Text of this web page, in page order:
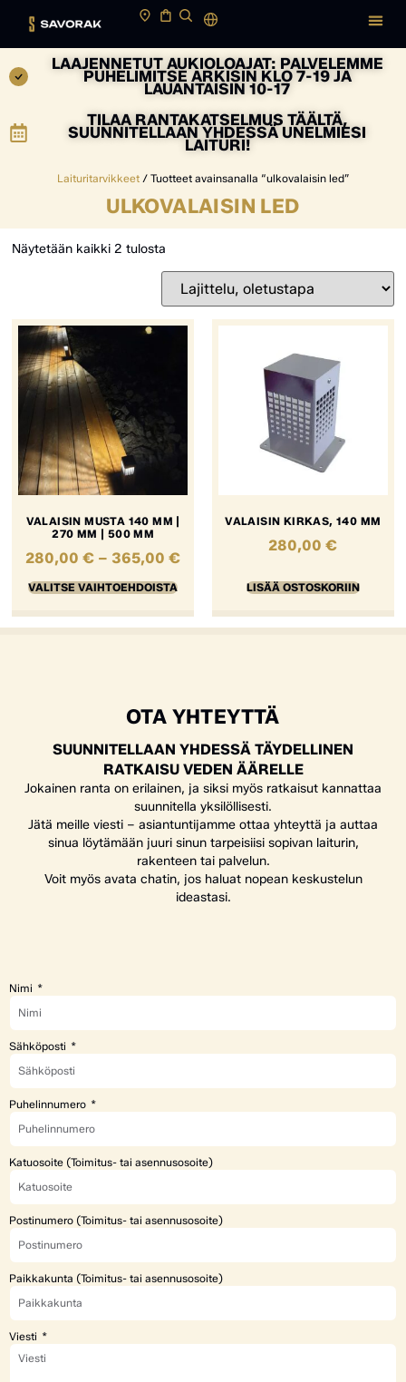
LAAJENNETUT AUKIOLOAJAT: PALVELEMME
PUHELIMITSE ARKISIN KLO 7-19 JA
LAUANTAISIN 10-17
TILAA RANTAKATSELMUS TÄÄLTÄ,
SUUNNITELLAAN YHDESSÄ UNELMIESI
LAITURI!
Laituritarvikkeet/ Tuotteet avainsanalla “ulkovalaisin led”
ULKOVALAISIN LED
Näytetään kaikki 2 tulosta
VALAISIN MUSTA 140 MM |
270 MM | 500 MM
280,00€ – 365,00€
VALITSE VAIHTOEHDOISTA
VALAISIN KIRKAS, 140 MM
280,00€
LISÄÄ OSTOSKORIIN
OTA YHTEYTTÄ
SUUNNITELLAAN YHDESSÄ TÄYDELLINEN
RATKAISU VEDEN ÄÄRELLE
Jokainen ranta on erilainen, ja siksi myös ratkaisut kannattaa
suunnitella yksilöllisesti.
Jätä meille viesti – asiantuntijamme ottaa yhteyttä ja auttaa
sinua löytämään juuri sinun tarpeisiisi sopivan laiturin,
rakenteen tai palvelun.
Voit myös avata chatin, jos haluat nopean keskustelun
ideastasi.
Nimi
Sähköposti
Puhelinnumero
Katuosoite (Toimitus- tai asennusosoite)
Postinumero (Toimitus- tai asennusosoite)
Paikkakunta (Toimitus- tai asennusosoite)
Viesti